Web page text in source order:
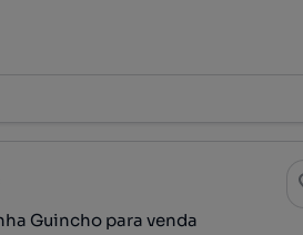
Guincho para venda